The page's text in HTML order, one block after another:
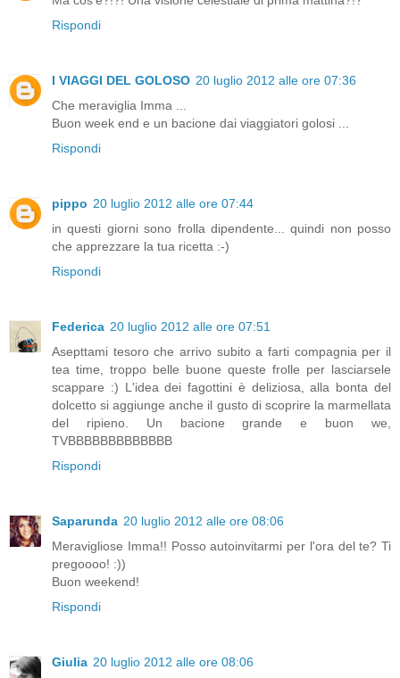
Rispondi
I VIAGGI DEL GOLOSO 20 luglio 2012 alle ore 07:36
Che meraviglia Imma ...
Buon week end e un bacione dai viaggiatori golosi ...
Rispondi
pippo 20 luglio 2012 alle ore 07:44
in questi giorni sono frolla dipendente... quindi non posso
che apprezzare la tua ricetta :-)
Rispondi
Federica 20 luglio 2012 alle ore 07:51
Asepttami tesoro che arrivo subito a farti compagnia per il
tea time, troppo belle buone queste frolle per lasciarsele
scappare :) L'idea dei fagottini è deliziosa, alla bonta del
dolcetto si aggiunge anche il gusto di scoprire la marmellata
del ripieno. Un bacione grande e buon we,
TVBBBBBBBBBBBBB
Rispondi
Saparunda 20 luglio 2012 alle ore 08:06
Meravigliose Imma!! Posso autoinvitarmi per l'ora del te? Ti
pregoooo! :))
Buon weekend!
Rispondi
Giulia 20 luglio 2012 alle ore 08:06